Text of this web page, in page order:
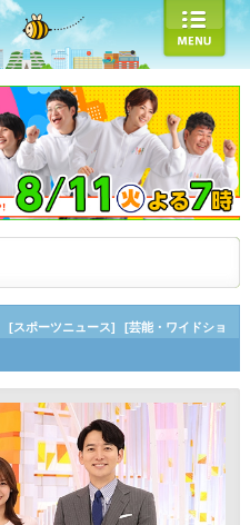
[スポーツニュース]
[芸能・ワイドショ